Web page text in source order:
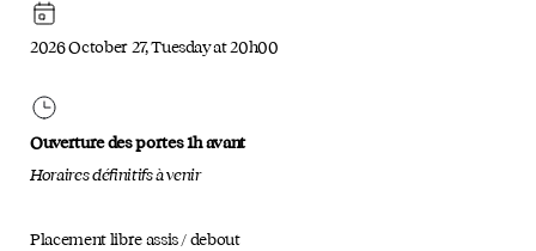
2026 October 27, Tuesday at 20h00
Ouverture des portes 1h avant
Horaires définitifs à venir
Placement libre assis / debout